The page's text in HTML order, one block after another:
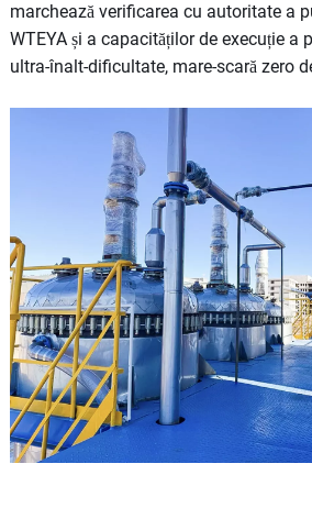
marchează verificarea cu autoritate a
WTEYA și a capacităților de execuție a
ultra-înalt-dificultate, mare-scară zero